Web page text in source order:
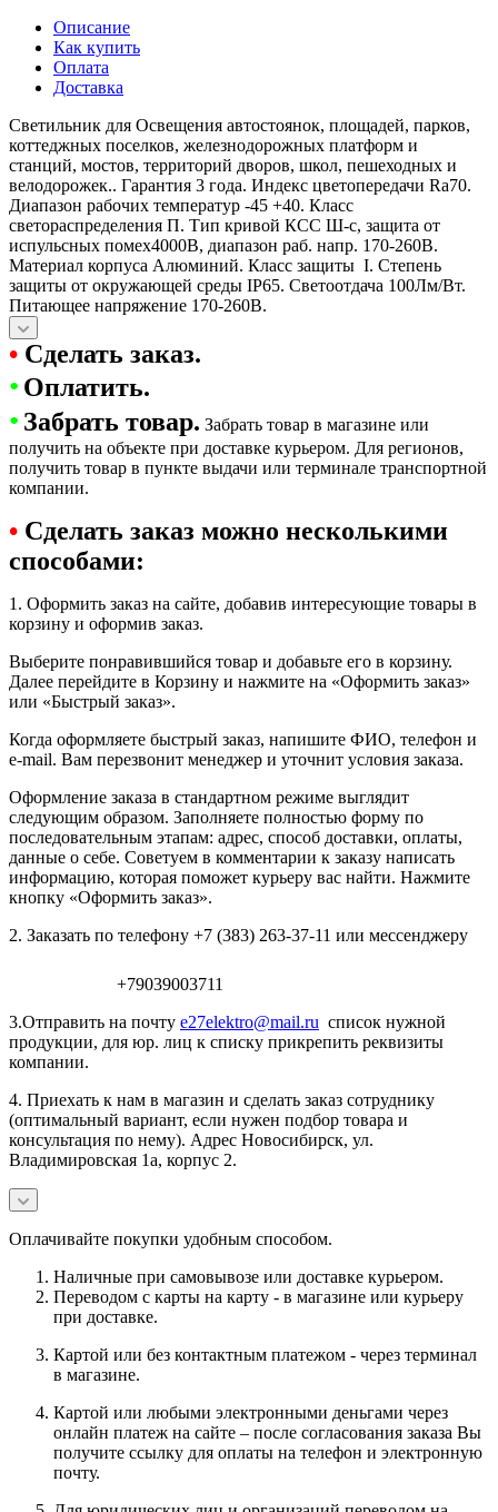
Описание
Как купить
Оплата
Доставка
Светильник для Освещения автостоянок, площадей, парков,
коттеджных поселков, железнодорожных платформ и
станций, мостов, территорий дворов, школ, пешеходных и
велодорожек.. Гарантия 3 года. Индекс цветопередачи Ra70.
Диапазон рабочих температур -45 +40. Класс
светораспределения П. Тип кривой КСС Ш-с, защита от
испульсных помех4000В, диапазон раб. напр. 170-260В.
Материал корпуса Алюминий. Класс защиты I. Степень
защиты от окружающей среды IP65. Светоотдача 100Лм/Вт.
Питающее напряжение 170-260В.
• Сделать заказ.
• Оплатить.
• Забрать товар. Забрать товар в магазине или
получить на объекте при доставке курьером. Для регионов,
получить товар в пункте выдачи или терминале транспортной
компании.
• Сделать заказ можно несколькими
способами:
1. Оформить заказ на сайте, добавив интересующие товары в
корзину и оформив заказ.
Выберите понравившийся товар и добавьте его в корзину.
Далее перейдите в Корзину и нажмите на «Оформить заказ»
или «Быстрый заказ».
Когда оформляете быстрый заказ, напишите ФИО, телефон и
e-mail. Вам перезвонит менеджер и уточнит условия заказа.
Оформление заказа в стандартном режиме выглядит
следующим образом. Заполняете полностью форму по
последовательным этапам: адрес, способ доставки, оплаты,
данные о себе. Советуем в комментарии к заказу написать
информацию, которая поможет курьеру вас найти. Нажмите
кнопку «Оформить заказ».
2. Заказать по телефону +7 (383) 263-37-11 или мессенджеру
+79039003711
3.Отправить на почту e27elektro@mail.ru список нужной
продукции, для юр. лиц к списку прикрепить реквизиты
компании.
4. Приехать к нам в магазин и сделать заказ сотруднику
(оптимальный вариант, если нужен подбор товара и
консультация по нему). Адрес Новосибирск, ул.
Владимировская 1а, корпус 2.
Оплачивайте покупки удобным способом.
Наличные при самовывозе или доставке курьером.
Переводом с карты на карту - в магазине или курьеру
при доставке.
Картой или без контактным платежом - через терминал
в магазине.
Картой или любыми электронными деньгами через
онлайн платеж на сайте – после согласования заказа Вы
получите ссылку для оплаты на телефон и электронную
почту.